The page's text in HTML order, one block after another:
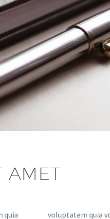
AMET
quia
sit